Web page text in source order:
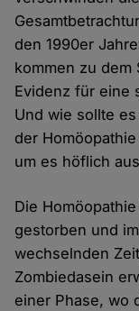
den 1990er
kommen zu dem
Evidenz für eine
Und wie sollte
der
um es höflich
Die
gestorben und
wechselnden
Zombiedasein
einer Phase, wo